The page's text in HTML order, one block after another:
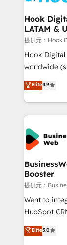
Revenue
Agent
Migration Why 1406 We become part of your team.
Your team
broke. Built
solutions
HubSpot
retention 📅
beyond
drive real
Hook
LATAM &
提供元：Hook
Hook
worldwide
Elite Partner.
Brazil, and
regional
HubSpot
the Americas
Hubs, plus
Station,
objects,
growth. 🚀 AI-Driven GTM Orchestration Unify
HubSpot
media, and AI
prospecting,
Elite4.9
Booster
提供元：
Want to
HubSpot
use
in your organization. It's not
Elite5.0